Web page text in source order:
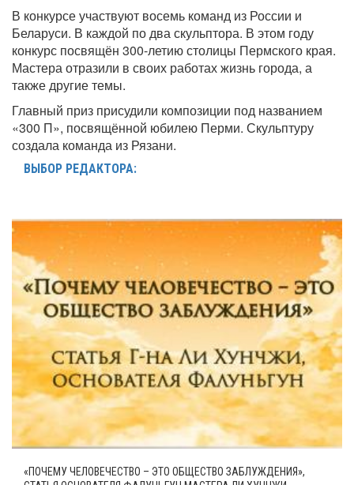
В конкурсе участвуют восемь команд из России и
Беларуси. В каждой по два скульптора. В этом году
конкурс посвящён 300-летию столицы Пермского края.
Мастера отразили в своих работах жизнь города, а
также другие темы.
Главный приз присудили композиции под названием
«300 П», посвящённой юбилею Перми. Скульптуру
создала команда из Рязани.
ВЫБОР РЕДАКТОРА:
«ПОЧЕМУ ЧЕЛОВЕЧЕСТВО – ЭТО ОБЩЕСТВО ЗАБЛУЖДЕНИЯ»,